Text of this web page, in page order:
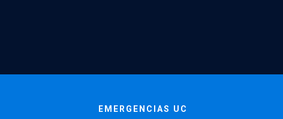
EMERGENCIAS UC